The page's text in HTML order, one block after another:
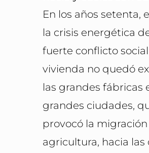
En los años setenta,
la crisis energética
fuerte conflicto
vivienda no quedó
las grandes fábricas
grandes ciudades,
provocó la
agricultura, hacia